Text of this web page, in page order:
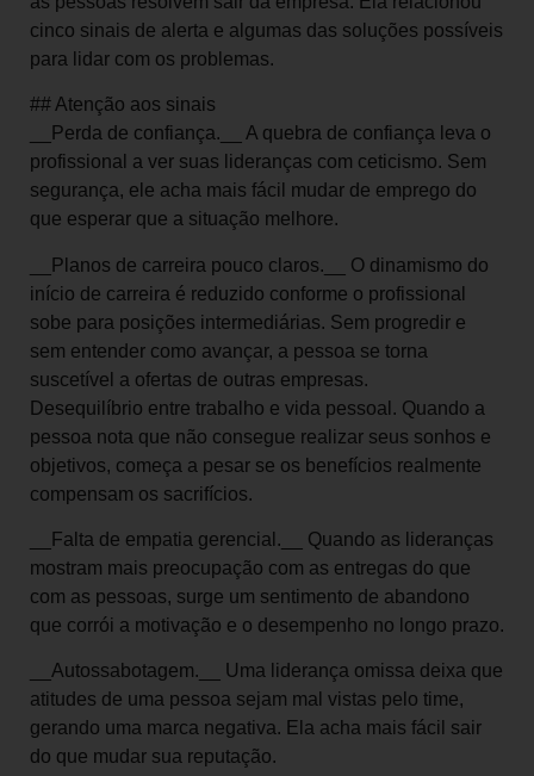
cinco sinais de alerta e algumas das soluções possíveis
para lidar com os problemas.
## Atenção aos sinais
__Perda de confiança.__ A quebra de confiança leva o
profissional a ver suas lideranças com ceticismo. Sem
segurança, ele acha mais fácil mudar de emprego do
que esperar que a situação melhore.
__Planos de carreira pouco claros.__ O dinamismo do
início de carreira é reduzido conforme o profissional
sobe para posições intermediárias. Sem progredir e
sem entender como avançar, a pessoa se torna
suscetível a ofertas de outras empresas.
Desequilíbrio entre trabalho e vida pessoal. Quando a
pessoa nota que não consegue realizar seus sonhos e
objetivos, começa a pesar se os benefícios realmente
compensam os sacrifícios.
__Falta de empatia gerencial.__ Quando as lideranças
mostram mais preocupação com as entregas do que
com as pessoas, surge um sentimento de abandono
que corrói a motivação e o desempenho no longo prazo.
__Autossabotagem.__ Uma liderança omissa deixa que
atitudes de uma pessoa sejam mal vistas pelo time,
gerando uma marca negativa. Ela acha mais fácil sair
do que mudar sua reputação.